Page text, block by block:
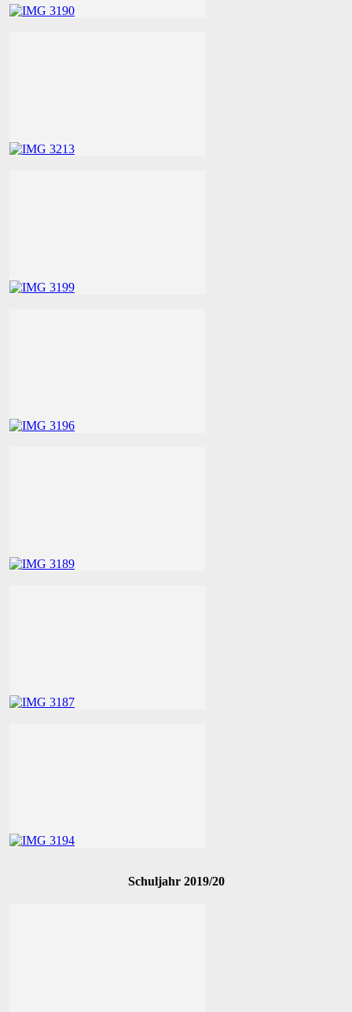
Schuljahr 2019/20